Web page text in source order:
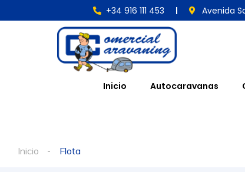
+34 916 111 453 Avenida
Inicio Autocaravanas
Inicio Flota